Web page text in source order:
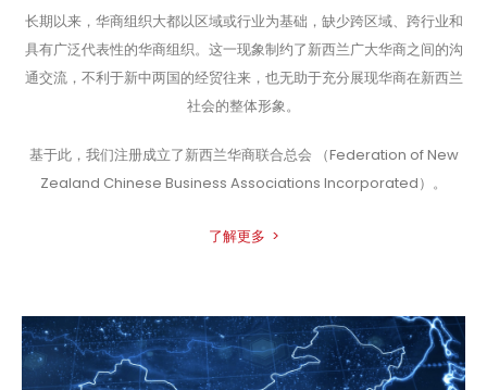
长期以来，华商组织大都以区域或行业为基础，缺少跨区域、跨行业和
具有广泛代表性的华商组织。这一现象制约了新西兰广大华商之间的沟
通交流，不利于新中两国的经贸往来，也无助于充分展现华商在新西兰
社会的整体形象。
基于此，我们注册成立了新西兰华商联合总会 （Federation of New
Zealand Chinese Business Associations Incorporated）。
了解更多 >